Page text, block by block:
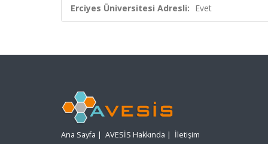
Erciyes Üniversitesi Adresli: Evet
Ana Sayfa | AVESİS Hakkında | İletişim